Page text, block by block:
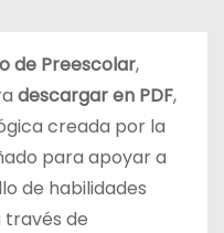
de Preescolar,
descargar en PDF,
creada por la
para apoyar a
de habilidades
través de